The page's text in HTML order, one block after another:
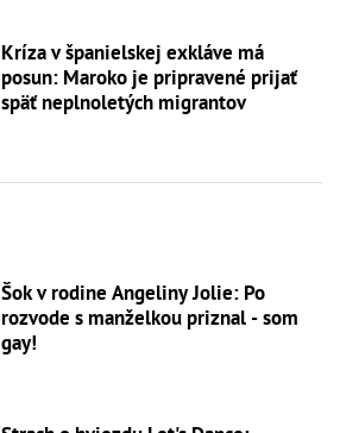
Kríza v španielskej exkláve má
posun: Maroko je pripravené prijať
späť neplnoletých migrantov
Šok v rodine Angeliny Jolie: Po
rozvode s manželkou priznal - som
gay!